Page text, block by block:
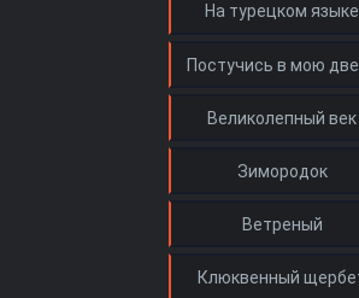
На турецком языке